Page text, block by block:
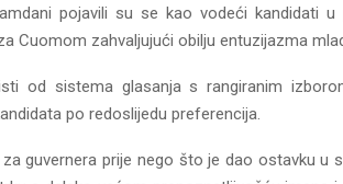
pojavili su se kao vodeći kandidati u
Cuomom zahvaljujući obilju entuzijazma
od sistema glasanja s rangiranim
po redoslijedu preferencija.
guvernera prije nego što je dao ostavku u